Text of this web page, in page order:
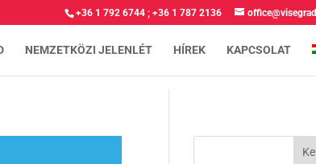
+36 1 792 6744; +36 1 787 2136
NEMZETKÖZI JELENLÉT HÍREK KAPCSOLAT